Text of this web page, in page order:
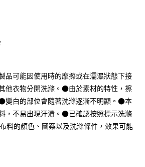
含以上)免運費
含以上)免運費
品可能因使用時的摩擦或在濡濕狀態下接
他衣物分開洗滌。●由於素材的特性，擦
變白的部位會隨著洗滌逐漸不明顯。●本
，不易出現汗漬。●已確認按照標示洗滌
料的顏色、圖案以及洗滌條件，效果可能